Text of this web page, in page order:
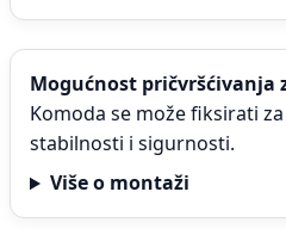
Mogućnost pričvršćivanja
Komoda se može fiksirati
stabilnosti i sigurnosti.
Više o montaži